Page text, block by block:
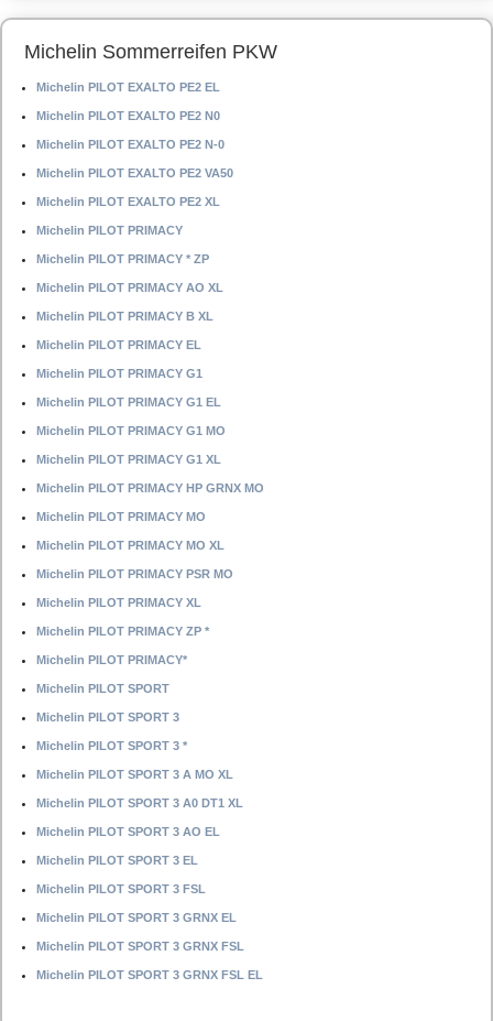
Michelin Sommerreifen PKW
Michelin PILOT EXALTO PE2 EL
Michelin PILOT EXALTO PE2 N0
Michelin PILOT EXALTO PE2 N-0
Michelin PILOT EXALTO PE2 VA50
Michelin PILOT EXALTO PE2 XL
Michelin PILOT PRIMACY
Michelin PILOT PRIMACY * ZP
Michelin PILOT PRIMACY AO XL
Michelin PILOT PRIMACY B XL
Michelin PILOT PRIMACY EL
Michelin PILOT PRIMACY G1
Michelin PILOT PRIMACY G1 EL
Michelin PILOT PRIMACY G1 MO
Michelin PILOT PRIMACY G1 XL
Michelin PILOT PRIMACY HP GRNX MO
Michelin PILOT PRIMACY MO
Michelin PILOT PRIMACY MO XL
Michelin PILOT PRIMACY PSR MO
Michelin PILOT PRIMACY XL
Michelin PILOT PRIMACY ZP *
Michelin PILOT PRIMACY*
Michelin PILOT SPORT
Michelin PILOT SPORT 3
Michelin PILOT SPORT 3 *
Michelin PILOT SPORT 3 A MO XL
Michelin PILOT SPORT 3 A0 DT1 XL
Michelin PILOT SPORT 3 AO EL
Michelin PILOT SPORT 3 EL
Michelin PILOT SPORT 3 FSL
Michelin PILOT SPORT 3 GRNX EL
Michelin PILOT SPORT 3 GRNX FSL
Michelin PILOT SPORT 3 GRNX FSL EL